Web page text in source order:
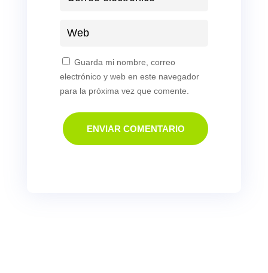
Guarda mi nombre, correo
electrónico y web en este navegador
para la próxima vez que comente.
ENVIAR COMENTARIO